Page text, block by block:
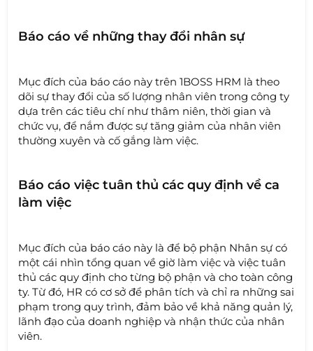
Báo cáo về những thay đổi nhân sự
Mục đích của báo cáo này trên 1BOSS HRM là theo
dõi sự thay đổi của số lượng nhân viên trong công ty
dựa trên các tiêu chí như thâm niên, thời gian và
chức vụ, để nắm được sự tăng giảm của nhân viên
thường xuyên và cố gắng làm việc.
Báo cáo việc tuân thủ các quy định về ca
làm việc
Mục đích của báo cáo này là để bộ phận Nhân sự có
một cái nhìn tổng quan về giờ làm việc và việc tuân
thủ các quy định cho từng bộ phận và cho toàn công
ty. Từ đó, HR có cơ sở để phân tích và chỉ ra những sai
phạm trong quy trình, đảm bảo về khả năng quản lý,
lãnh đạo của doanh nghiệp và nhận thức của nhân
viên.